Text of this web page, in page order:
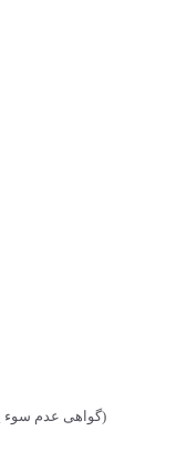
Giấy chứng nhận lý lịch tư pháp (گواهی عدم سوء پیشینه)